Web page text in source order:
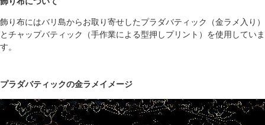
飾り布にはバリ島からお取り寄せしたプラダバティック（金ラメ入り）
とチャップバティック（手作業による型押しプリント）を使用していま
す。
プラダバティックの金ラメイメージ